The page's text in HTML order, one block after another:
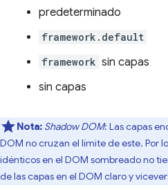
predeterminado
framework.default
framework sin capas
sin capas
Nota: Shadow DOM: Las capas
DOM no cruzan el límite de este. Por
idénticos en el DOM sombreado no
de las capas en el DOM claro y